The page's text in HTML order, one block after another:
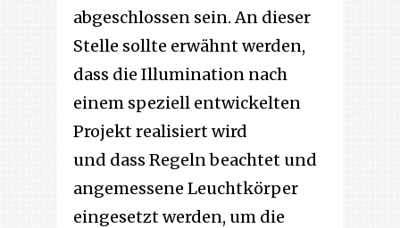
abgeschlossen sein. An dieser
Stelle sollte erwähnt werden,
dass die Illumination nach
einem speziell entwickelten
Projekt realisiert wird
und dass Regeln beachtet und
angemessene Leuchtkörper
eingesetzt werden, um die